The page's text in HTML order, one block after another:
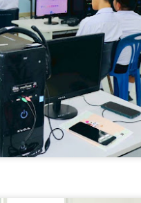
ขับเคลื่อนความมั่นคง
ะอาด-ยกระดับเทคโนโลยี
นความมั่นคงพลังงานไทย ผสาน
ยร์สู่โดนใจอนาคต
สำนักงานปรมาณูเพื่อสันติ (ปส.)